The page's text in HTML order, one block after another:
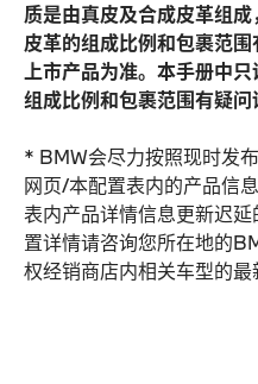
质是由真皮及合成皮革组
皮革的组成比例和包裹范
上市产品为准。本手册中
组成比例和包裹范围有疑问
* BMW会尽力按照现时发
网页/本配置表内的产品信
表内产品详情信息更新迟
置详情请咨询您所在地的
权经销商店内相关车型的最